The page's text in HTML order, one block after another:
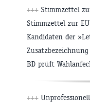
+++ Stimmzettel
Stimmzettel zur
Kandidaten der
BD prüft
+++